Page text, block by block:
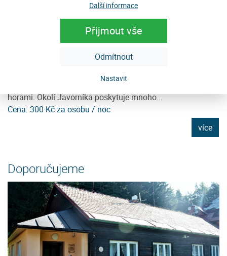
Další informace
Přijmout vše
Odmítnout
Nastavit
Ubytování v soukromí u Mirečka Bejčka
m.n.m., nacházející se mezi Vimperkem a Kašperskými
horami. Okolí Javorníka poskytuje mnoho...
Cena: 300 Kč za osobu / noc
více
Doporučujeme